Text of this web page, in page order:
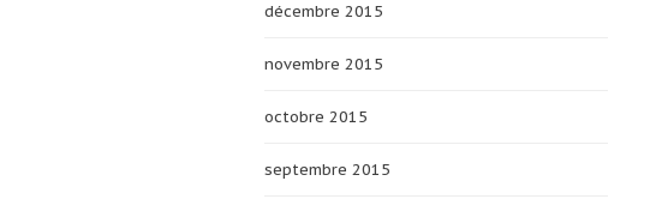
décembre 2015
novembre 2015
octobre 2015
septembre 2015